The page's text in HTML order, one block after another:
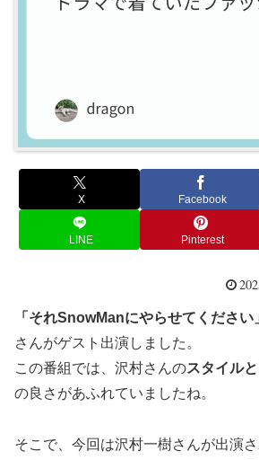
X Facebook
LINE Pinterest
「それSnowManにやらせてください
さんがゲスト出演しました。
この番組では、沢村さんのスタイル
の良さがあふれていましたね。
そこで、今回は沢村一樹さんが出演